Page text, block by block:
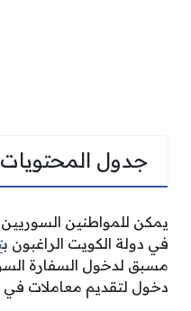
جدول المحتويات
يمكن للمواطنين
في دولة الكويت الراغبون ب
مسبق لدخول السفارة
دخول لتقديم معاملات في